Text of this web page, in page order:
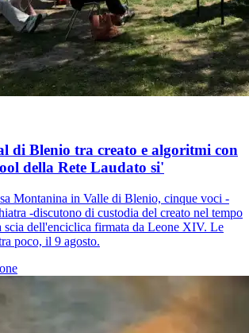
di Blenio tra creato e algoritmi con
della Rete Laudato si'
Montanina in Valle di Blenio, cinque voci -
-discutono di custodia del creato nel tempo
scia dell'enciclica firmata da Leone XIV. Le
poco, il 9 agosto.